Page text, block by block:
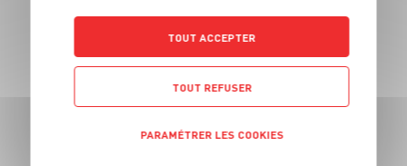
TOUT ACCEPTER
TOUT REFUSER
PARAMÉTRER LES COOKIES